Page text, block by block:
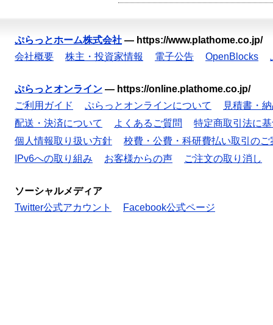
ぷらっとホーム株式会社 — https://www.plathome.co.jp/
会社概要
株主・投資家情報 電子公告 OpenBlocks
ぷらっとオンライン — https://online.plathome.co.jp/
ご利用ガイド
ぷらっとオンラインについて
見積書・
配送・決済について
よくあるご質問
特定商取引法に
個人情報取り扱い方針
校費・公費・科研費払い取引のご
IPv6への取り組み
お客様からの声 ご注文の取り消し
ソーシャルメディア
Twitter公式アカウント
Facebook公式ページ